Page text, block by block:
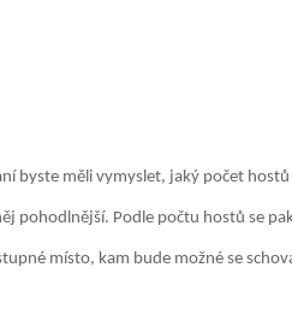
byste měli vymyslet, jaký počet
pohodlnější. Podle počtu hostů se
místo, kam bude možné se